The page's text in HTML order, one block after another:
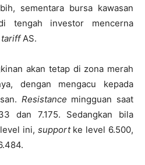
sementara bursa kawasan
tengah investor mencerna
tariffAS.
akan tetap di zona merah
dengan mengacu kepada
Resistance mingguan saat
dan 7.175. Sedangkan bila
ini, supportke level 6.500,